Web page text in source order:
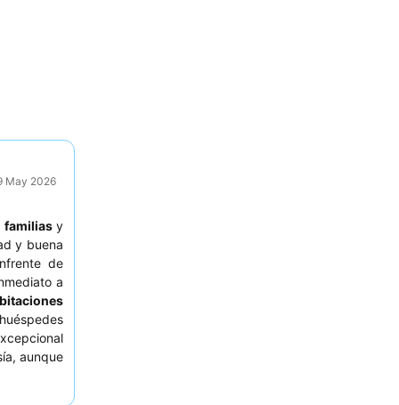
May 2026
familiasy
y buena
de
a
aunque